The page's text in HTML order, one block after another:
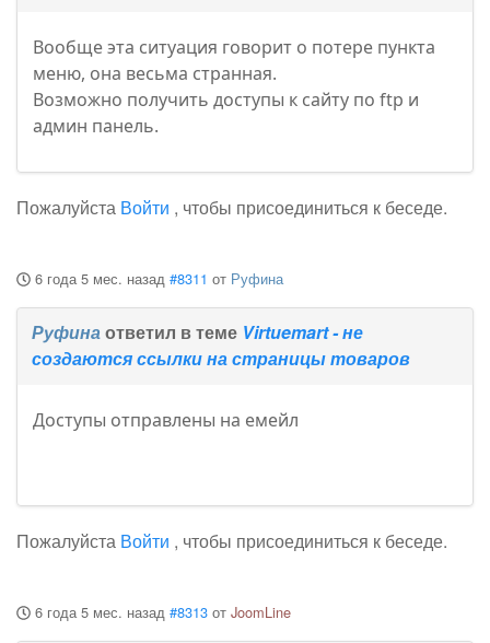
Вообще эта ситуация говорит о потере пункта
меню, она весьма странная.
Возможно получить доступы к сайту по ftp и
админ панель.
Пожалуйста Войти , чтобы присоединиться к беседе.
6 года 5 мес. назад #8311 от Руфина
Руфинаответил в теме Virtuemart - не
создаются ссылки на страницы товаров
Доступы отправлены на емейл
Пожалуйста Войти , чтобы присоединиться к беседе.
6 года 5 мес. назад #8313 от JoomLine